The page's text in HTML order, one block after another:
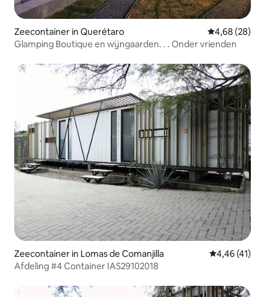
Zeecontainer in Querétaro Gemiddelde
4,68 (28)
Glamping Boutique en wijngaarden. . . Onder vrienden
Zeecontainer in Lomas de Comanjilla Gemiddelde
4,46 (41)
Afdeling #4 Container IAS29102018